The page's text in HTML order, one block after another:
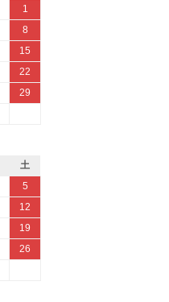
1
8
15
22
29
土
5
12
19
26